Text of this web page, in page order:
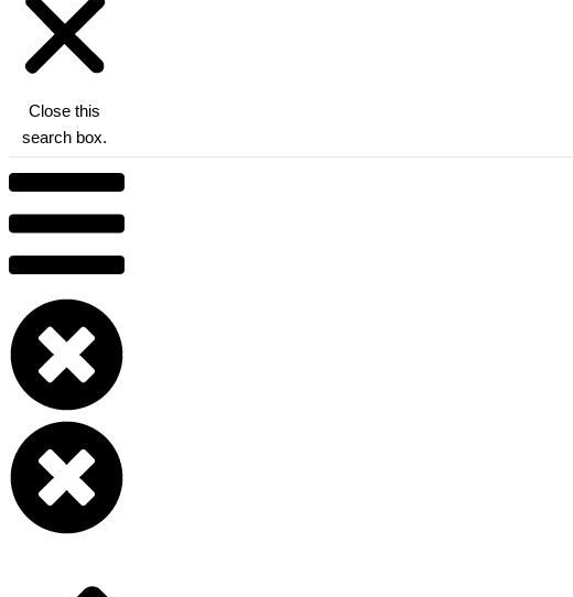
Close this
search box.